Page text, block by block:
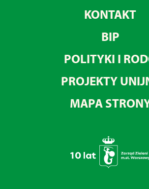
KONTAKT
BIP
POLITYKI I
PROJEKTY
MAPA